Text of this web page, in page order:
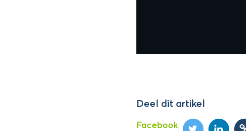
Deel dit artikel
Facebook